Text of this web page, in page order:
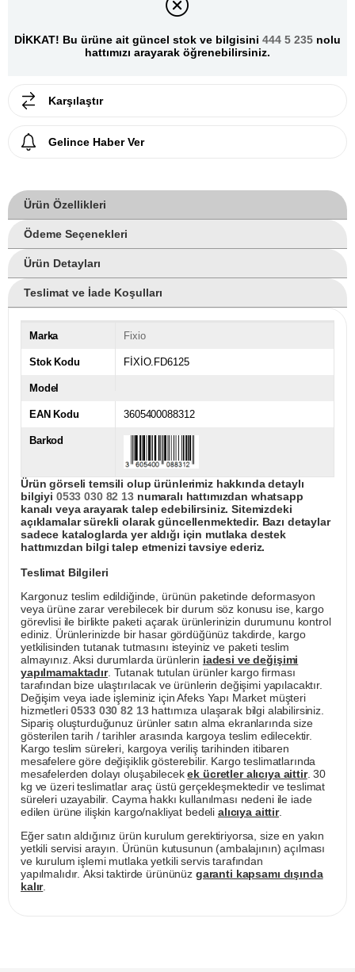
DİKKAT! Bu ürüne ait güncel stok ve bilgisini 444 5 235 nolu
hattımızı arayarak öğrenebilirsiniz.
Karşılaştır
Gelince Haber Ver
Ürün Özellikleri
Ödeme Seçenekleri
Ürün Detayları
Teslimat ve İade Koşulları
Marka Fixio
Stok Kodu FİXİO.FD6125
Model
EAN Kodu 3605400088312
Barkod
Ürün görseli temsili olup ürünlerimiz hakkında detaylı
bilgiyi 0533 030 82 13numaralı hattımızdan whatsapp
kanalı veya arayarak talep edebilirsiniz. Sitemizdeki
açıklamalar sürekli olarak güncellenmektedir. Bazı detaylar
sadece kataloglarda yer aldığı için mutlaka destek
hattımızdan bilgi talep etmenizi tavsiye ederiz.
Teslimat Bilgileri
Kargonuz teslim edildiğinde, ürünün paketinde deformasyon
veya ürüne zarar verebilecek bir durum söz konusu ise, kargo
görevlisi ile birlikte paketi açarak ürünlerinizin durumunu kontrol
ediniz. Ürünlerinizde bir hasar gördüğünüz takdirde, kargo
yetkilisinden tutanak tutmasını isteyiniz ve paketi teslim
almayınız. Aksi durumlarda ürünlerin iadesi ve değişimi
yapılmamaktadır. Tutanak tutulan ürünler kargo firması
tarafından bize ulaştırılacak ve ürünlerin değişimi yapılacaktır.
Değişim veya iade işleminiz için Afeks Yapı Market müşteri
hizmetleri0533 030 82 13hattımıza ulaşarak bilgi alabilirsiniz.
Sipariş oluşturduğunuz ürünler satın alma ekranlarında size
gösterilen tarih / tarihler arasında kargoya teslim edilecektir.
Kargo teslim süreleri, kargoya veriliş tarihinden itibaren
mesafelere göre değişiklik gösterebilir. Kargo teslimatlarında
mesafelerden dolayı oluşabilecekek ücretler alıcıya aittir. 30
kg ve üzeri teslimatlar araç üstü gerçekleşmektedir ve teslimat
süreleri uzayabilir. Cayma hakkı kullanılması nedeni ile iade
edilen ürüne ilişkin kargo/nakliyat bedeli alıcıya aittir.
Eğer satın aldığınız ürün kurulum gerektiriyorsa, size en yakın
yetkili servisi arayın. Ürünün kutusunun (ambalajının) açılması
ve kurulum işlemi mutlaka yetkili servis tarafından
yapılmalıdır. Aksi taktirde ürününüz garanti kapsamı dışında
kalır.